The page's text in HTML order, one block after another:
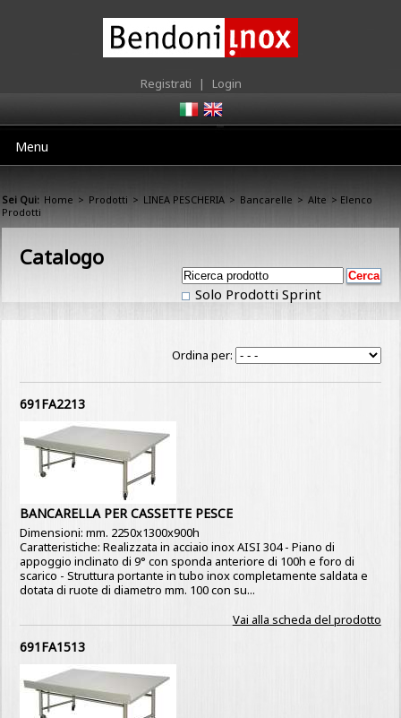
Registrati | Login
Menu
Sei Qui: Home > Prodotti > LINEA PESCHERIA > Bancarelle > Alte > Elenco
Prodotti
Catalogo
Solo Prodotti Sprint
Ordina per:
691FA2213
BANCARELLA PER CASSETTE PESCE
Dimensioni: mm. 2250x1300x900h
Caratteristiche: Realizzata in acciaio inox AISI 304 - Piano di
appoggio inclinato di 9° con sponda anteriore di 100h e foro di
scarico - Struttura portante in tubo inox completamente saldata e
dotata di ruote di diametro mm. 100 con su...
Vai alla scheda del prodotto
691FA1513